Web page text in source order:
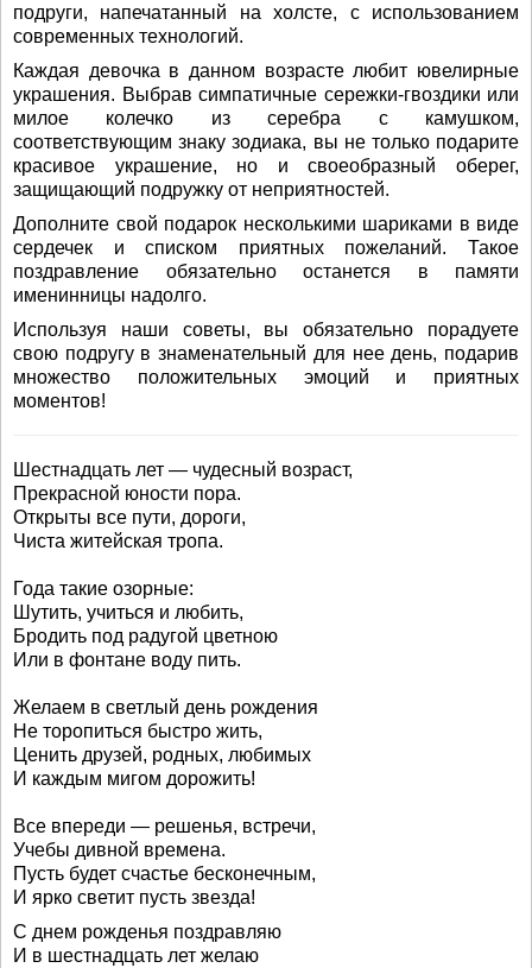
подруги, напечатанный на холсте, с использованием
современных технологий.
Каждая девочка в данном возрасте любит ювелирные
украшения. Выбрав симпатичные сережки-гвоздики или
милое колечко из серебра с камушком,
соответствующим знаку зодиака, вы не только подарите
красивое украшение, но и своеобразный оберег,
защищающий подружку от неприятностей.
Дополните свой подарок несколькими шариками в виде
сердечек и списком приятных пожеланий. Такое
поздравление обязательно останется в памяти
именинницы надолго.
Используя наши советы, вы обязательно порадуете
свою подругу в знаменательный для нее день, подарив
множество положительных эмоций и приятных
моментов!
Шестнадцать лет — чудесный возраст,
Прекрасной юности пора.
Открыты все пути, дороги,
Чиста житейская тропа.
Года такие озорные:
Шутить, учиться и любить,
Бродить под радугой цветною
Или в фонтане воду пить.
Желаем в светлый день рождения
Не торопиться быстро жить,
Ценить друзей, родных, любимых
И каждым мигом дорожить!
Все впереди — решенья, встречи,
Учебы дивной времена.
Пусть будет счастье бесконечным,
И ярко светит пусть звезда!
С днем рожденья поздравляю
И в шестнадцать лет желаю